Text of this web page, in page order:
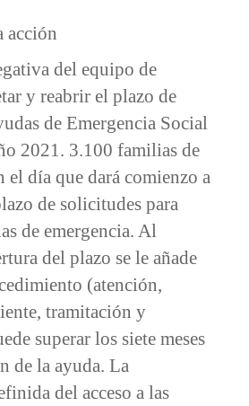
del equipo de
y reabrir el plazo de
de Emergencia Social
2021. 3.100 familias de
el día que dará comienzo a
de solicitudes para
de emergencia. Al
del plazo se le añade
(atención,
tramitación y
superar los siete meses
de la ayuda. La
del acceso a las